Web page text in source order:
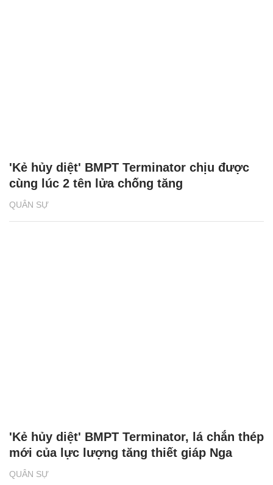
QUÂN SỰ
'Kẻ hủy diệt' BMPT Terminator chịu được
cùng lúc 2 tên lửa chống tăng
QUÂN SỰ
'Kẻ hủy diệt' BMPT Terminator, lá chắn thép
mới của lực lượng tăng thiết giáp Nga